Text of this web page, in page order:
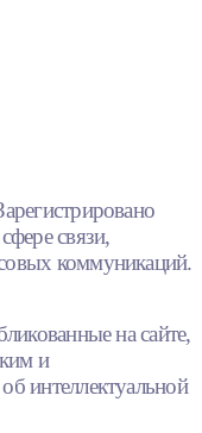
связи,
коммуникаций.
на сайте,
и
интеллектуальной